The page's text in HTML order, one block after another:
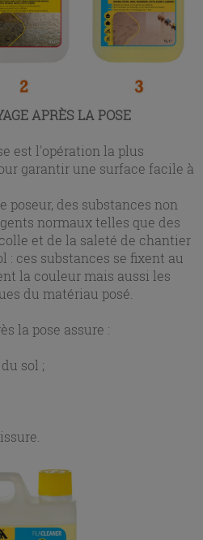
APRÈS LA POSE
est l'opération la plus
garantir une surface facile à
poseur, des substances non
normaux telles que des
et de la saleté de chantier
: ces substances se fixent au
la couleur mais aussi les
du matériau posé.
la pose assure :
sol ;